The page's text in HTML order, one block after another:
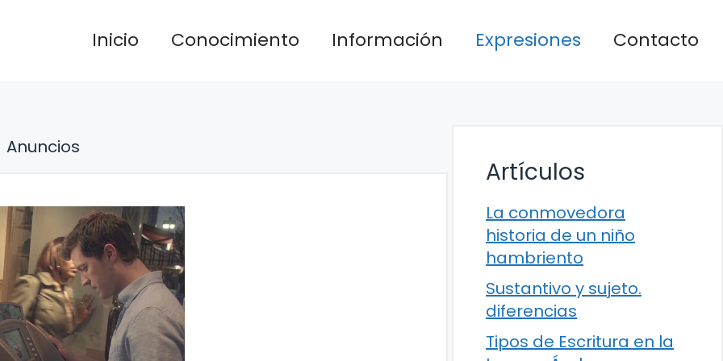
Inicio Conocimiento Información Expresiones Contacto
Anuncios
Artículos
La conmovedora
historia de un niño
hambriento
Sustantivo y sujeto.
diferencias
Tipos de Escritura en la